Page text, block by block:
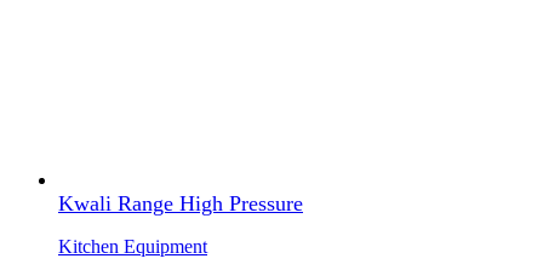
Kwali Range High Pressure
Kitchen Equipment